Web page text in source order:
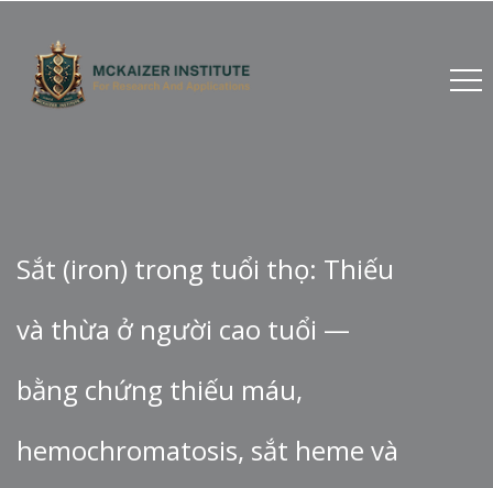
Sắt (iron) trong tuổi thọ: Thiếu
và thừa ở người cao tuổi —
bằng chứng thiếu máu,
hemochromatosis, sắt heme và